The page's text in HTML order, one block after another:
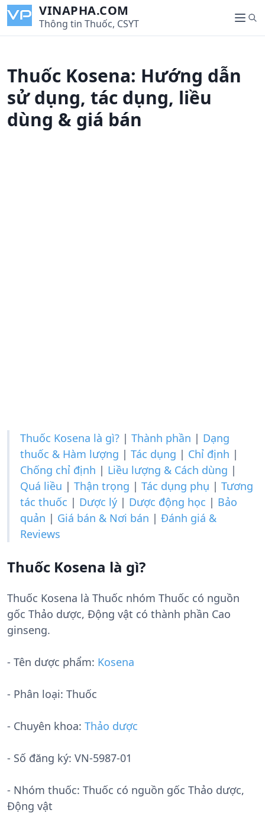
i
VINAPHA.COM
Thông tin Thuốc, CSYT
M
e
S
e
Thuốc Kosena: Hướng dẫn
sử dụng, tác dụng, liều
dùng & giá bán
Thuốc Kosena là gì? | Thành phần | Dạng
thuốc & Hàm lượng | Tác dụng | Chỉ định |
Chống chỉ định | Liều lượng & Cách dùng |
Quá liều | Thận trọng | Tác dụng phụ | Tương
tác thuốc | Dược lý | Dược động học | Bảo
quản | Giá bán & Nơi bán | Đánh giá &
Reviews
Thuốc Kosena là gì?
Thuốc Kosena là Thuốc nhóm Thuốc có nguồn
gốc Thảo dược, Động vật có thành phần Cao
ginseng.
- Tên dược phẩm: Kosena
- Phân loại: Thuốc
- Chuyên khoa: Thảo dược
- Số đăng ký: VN-5987-01
- Nhóm thuốc: Thuốc có nguồn gốc Thảo dược,
Động vật